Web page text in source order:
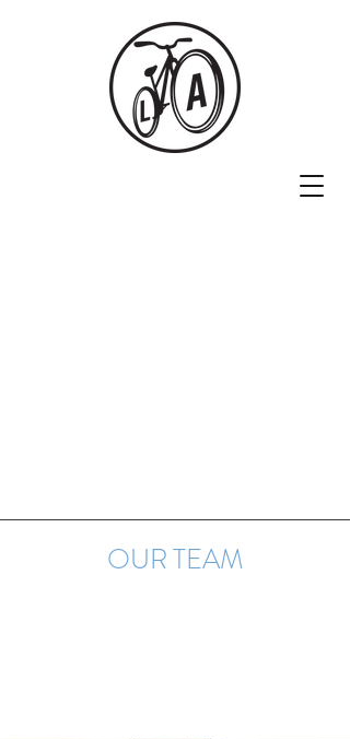
OUR TEAM